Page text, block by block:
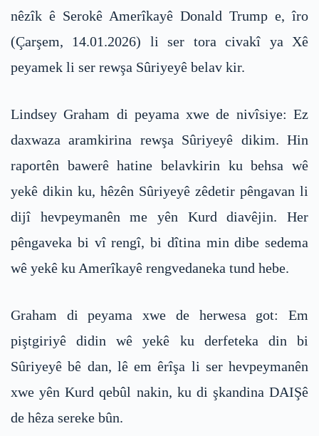
nêzîk ê Serokê Amerîkayê Donald Trump e, îro
(Çarşem, 14.01.2026) li ser tora civakî ya Xê
peyamek li ser rewşa Sûriyeyê belav kir.
Lindsey Graham di peyama xwe de nivîsiye: Ez
daxwaza aramkirina rewşa Sûriyeyê dikim. Hin
raportên bawerê hatine belavkirin ku behsa wê
yekê dikin ku, hêzên Sûriyeyê zêdetir pêngavan li
dijî hevpeymanên me yên Kurd diavêjin. Her
pêngaveka bi vî rengî, bi dîtina min dibe sedema
wê yekê ku Amerîkayê rengvedaneka tund hebe.
Graham di peyama xwe de herwesa got: Em
piştgiriyê didin wê yekê ku derfeteka din bi
Sûriyeyê bê dan, lê em êrîşa li ser hevpeymanên
xwe yên Kurd qebûl nakin, ku di şkandina DAIŞê
de hêza sereke bûn.